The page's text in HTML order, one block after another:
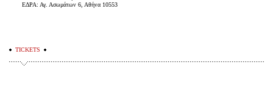
ΕΔΡΑ: Αγ. Ασωμάτων 6, Αθήνα 10553
TICKETS